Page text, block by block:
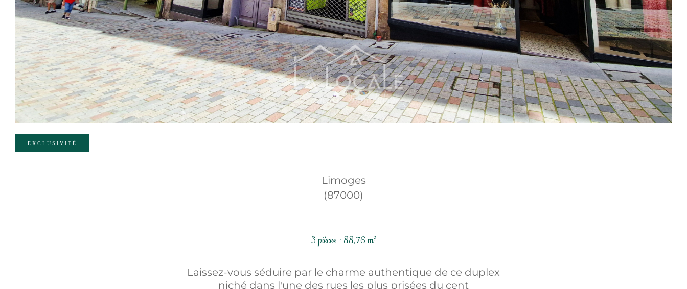
EXCLUSIVITÉ
Limoges
(87000)
3 pièces - 88,76 m²
Laissez-vous séduire par le charme authentique de ce duplex
niché dans l'une des rues les plus prisées du cent